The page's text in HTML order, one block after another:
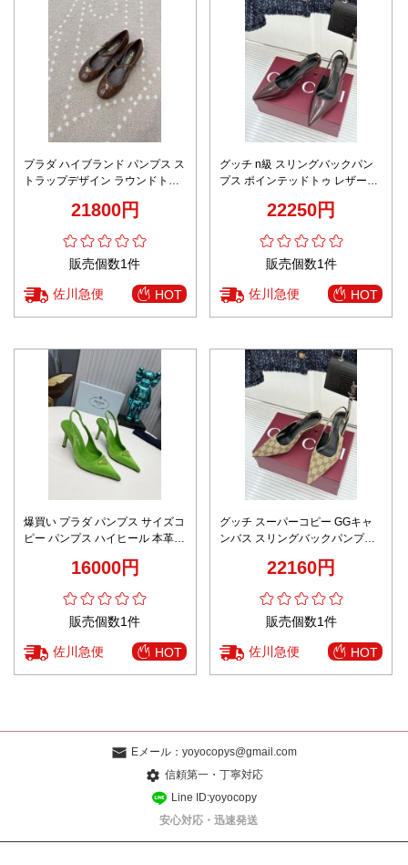
プラダ ハイブランド パンプス ス
トラップデザイン ラウンドトゥ
21800円
販売個数1件
佐川急便 HOT
グッチ n級 スリングバックパン
プス ポインテッドトゥ レザー調
22250円
販売個数1件
佐川急便 HOT
爆買い プラダ パンプス サイズコ
ピー パンプス ハイヒール 本革 8
16000円
販売個数1件
佐川急便 HOT
グッチ スーパーコピー GGキャ
ンバス スリングバックパンプス
22160円
販売個数1件
佐川急便 HOT
Eメール： yoyocopys@gmail.com
信頼第一・丁寧対応
Line ID:yoyocopy
安心対応・迅速発送